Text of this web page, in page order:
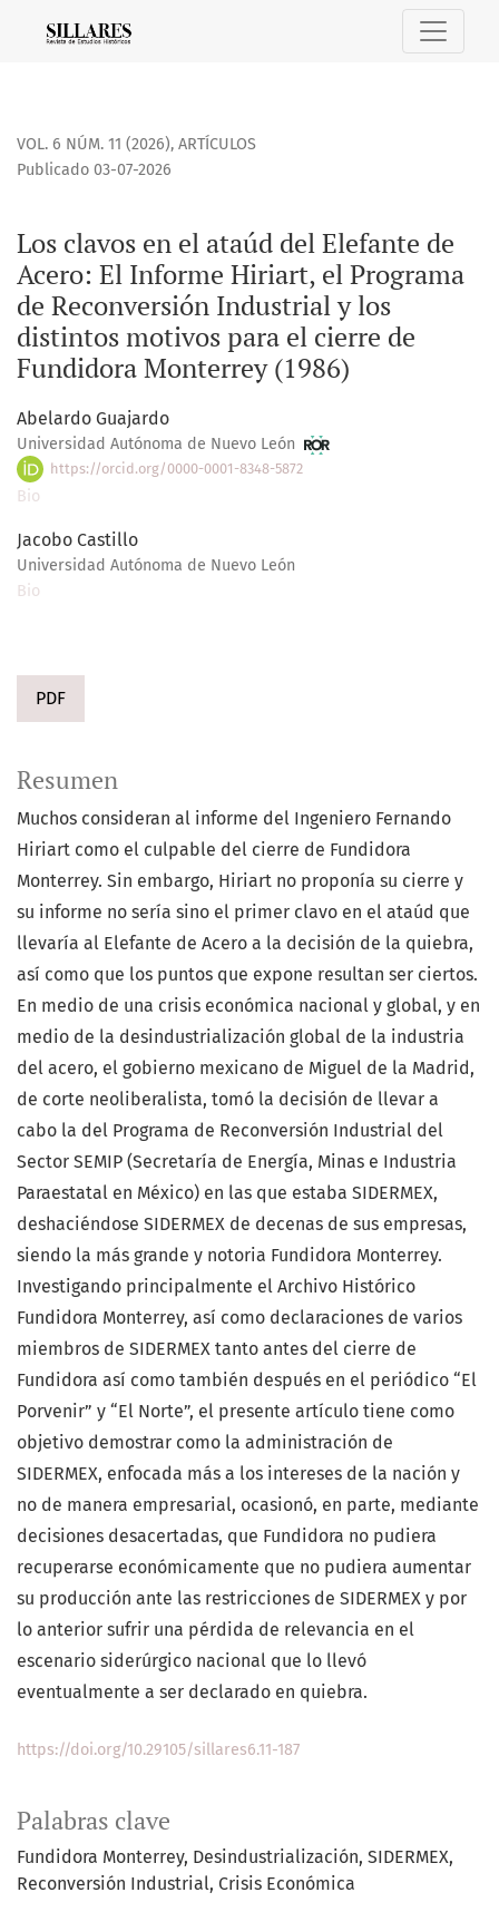
Los clavos en el ataúd del Elefante de Acero: El Informe
VOL. 6 NÚM. 11 (2026), ARTÍCULOS
Los clavos en el ataúd del Elefante de
Acero: El Informe Hiriart, el Programa
de Reconversión Industrial y los
distintos motivos para el cierre de
Fundidora Monterrey (1986)
Publicado 03-07-2026
Abelardo Guajardo
Universidad Autónoma de Nuevo León
https://orcid.org/0000-0001-8348-5872
Bio
Jacobo Castillo
Universidad Autónoma de Nuevo León
Bio
PDF
Palabras clave
Fundidora Monterrey Desindustrialización SIDERMEX
Reconversión Industrial Crisis Económica
Resumen
Muchos consideran al informe del Ingeniero Fernando
Hiriart como el culpable del cierre de Fundidora
Monterrey. Sin embargo, Hiriart no proponía su cierre y
su informe no sería sino el primer clavo en el ataúd que
llevaría al Elefante de Acero a la decisión de la quiebra,
así como que los puntos que expone resultan ser ciertos.
En medio de una crisis económica nacional y global, y en
medio de la desindustrialización global de la industria
del acero, el gobierno mexicano de Miguel de la Madrid,
de corte neoliberalista, tomó la decisión de llevar a
cabo la del Programa de Reconversión Industrial del
Sector SEMIP (Secretaría de Energía, Minas e Industria
Paraestatal en México) en las que estaba SIDERMEX,
deshaciéndose SIDERMEX de decenas de sus empresas,
siendo la más grande y notoria Fundidora Monterrey.
Investigando principalmente el Archivo Histórico
Fundidora Monterrey, así como declaraciones de varios
miembros de SIDERMEX tanto antes del cierre de
Fundidora así como también después en el periódico “El
Porvenir” y “El Norte”, el presente artículo tiene como
objetivo demostrar como la administración de
SIDERMEX, enfocada más a los intereses de la nación y
no de manera empresarial, ocasionó, en parte, mediante
decisiones desacertadas, que Fundidora no pudiera
recuperarse económicamente que no pudiera aumentar
su producción ante las restricciones de SIDERMEX y por
lo anterior sufrir una pérdida de relevancia en el
escenario siderúrgico nacional que lo llevó
eventualmente a ser declarado en quiebra.
https://doi.org/10.29105/sillares6.11-187